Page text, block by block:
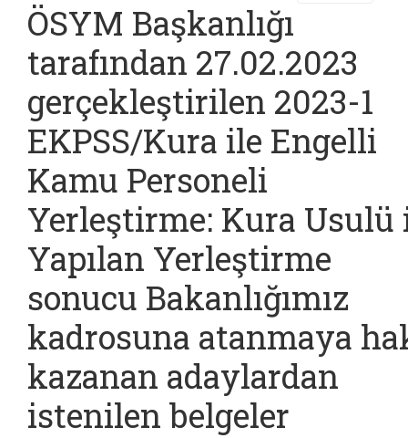
ÖSYM Başkanlığı
tarafından 27.02.2023
gerçekleştirilen 2023-1
EKPSS/Kura ile Engelli
Kamu Personeli
Yerleştirme: Kura Usulü
Yapılan Yerleştirme
sonucu Bakanlığımız
kadrosuna atanmaya
kazanan adaylardan
istenilen belgeler